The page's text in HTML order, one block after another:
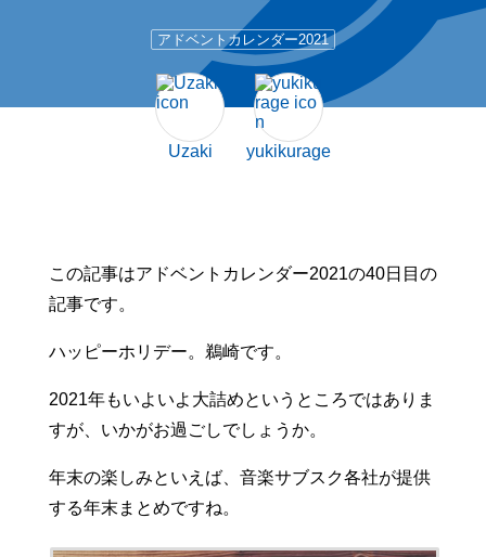
アドベントカレンダー2021
Uzaki yukikurage
この記事はアドベントカレンダー2021の40日目の
記事です。
ハッピーホリデー。鵜崎です。
2021年もいよいよ大詰めというところではありま
すが、いかがお過ごしでしょうか。
年末の楽しみといえば、音楽サブスク各社が提供
する年末まとめですね。